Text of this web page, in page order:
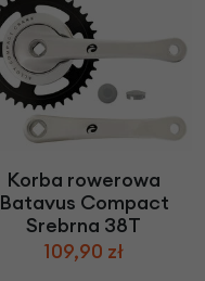
Korba rowerowa
Batavus Compact
Srebrna 38T
109,90 zł